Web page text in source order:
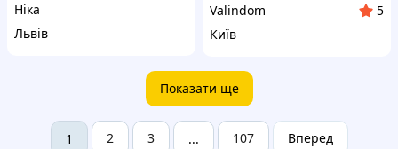
Ніка
Львів
Valindom
5
Київ
Показати ще
1 2 3 ... 107 Вперед